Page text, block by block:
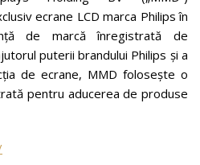
ecrane LCD marca Philips în
de marcă înregistrată de
puterii brandului Philips și a
de ecrane, MMD folosește o
pentru aducerea de produse